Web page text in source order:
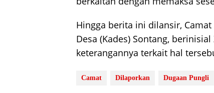
Hingga berita ini dilansir,
Desa (Kades) Sontang,
keterangannya terkait hal
Camat Dilaporkan Dugaan Pungli